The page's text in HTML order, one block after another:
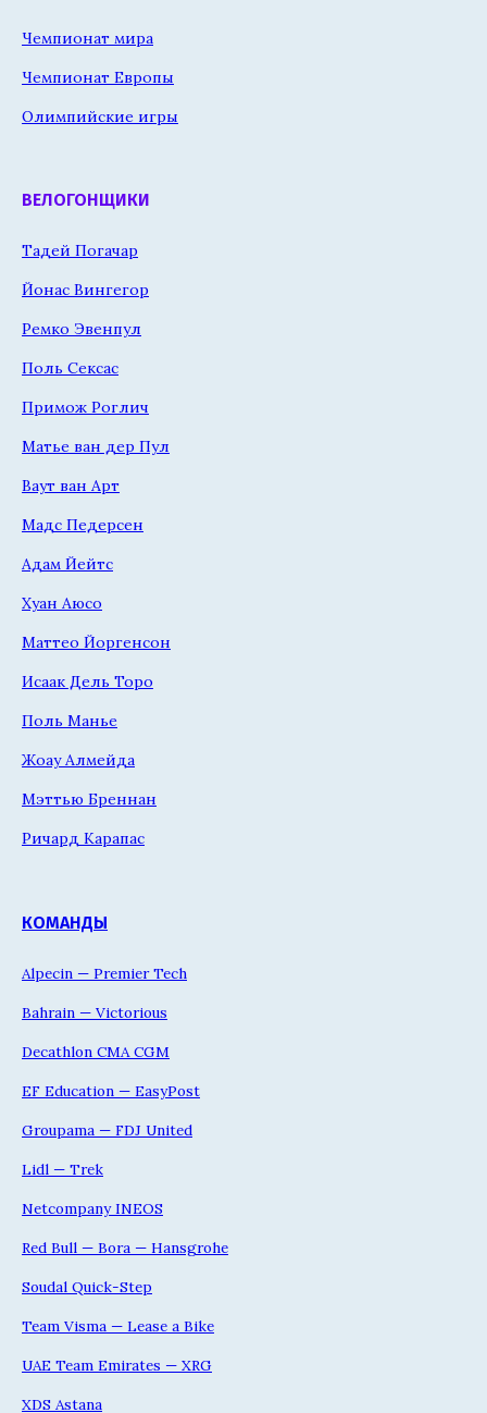
Чемпионат мира
Чемпионат Европы
Олимпийские игры
ВЕЛОГОНЩИКИ
Тадей Погачар
Йонас Вингегор
Ремко Эвенпул
Поль Сексас
Примож Роглич
Матье ван дер Пул
Ваут ван Арт
Мадс Педерсен
Адам Йейтс
Хуан Аюсо
Маттео Йоргенсон
Исаак Дель Торо
Поль Манье
Жоау Алмейда
Мэттью Бреннан
Ричард Карапас
КОМАНДЫ
Alpecin — Premier Tech
Bahrain — Victorious
Decathlon CMA CGM
EF Education — EasyPost
Groupama — FDJ United
Lidl — Trek
Netcompany INEOS
Red Bull — Bora — Hansgrohe
Soudal Quick-Step
Team Visma — Lease a Bike
UAE Team Emirates — XRG
XDS Astana